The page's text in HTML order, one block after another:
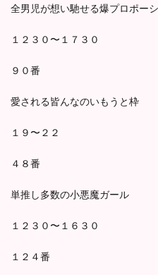
全男児が想い馳せる爆プロポー
１２３０〜１７３０
９０番
愛される皆んなのいもうと枠
１９〜２２
４８番
単推し多数の小悪魔ガール
１２３０〜１６３０
１２４番